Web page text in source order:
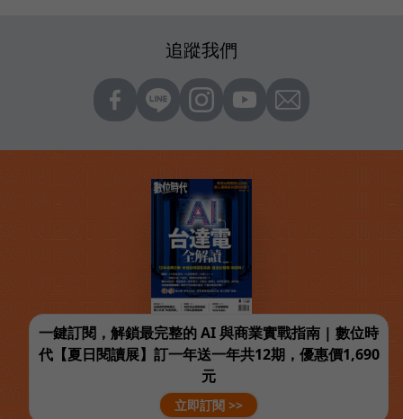
追蹤我們
一鍵訂閱，解鎖最完整的 AI 與商業實戰指南 | 數位時
代【夏日閱讀展】訂一年送一年共12期，優惠價1,690
元
立即訂閱 >>